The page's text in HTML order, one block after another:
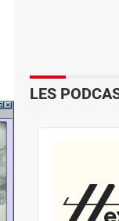
LES